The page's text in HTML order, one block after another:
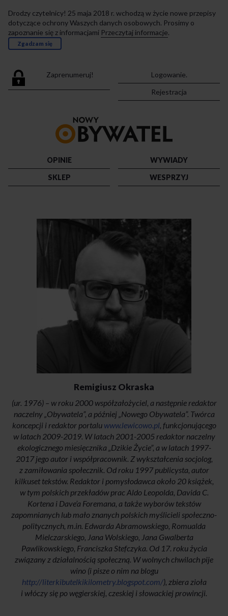
Drodzy czytelnicy! 25 maja 2018 r. wchodzą w życie nowe przepisy
dotyczące ochrony Waszych danych osobowych. Prosimy o
zapoznanie się z informacjami Przeczytaj informacje.
Zgadzam się
Zaprenumeruj!
Logowanie.
Rejestracja
strony
OPINIE
WYWIADY
SKLEP
WESPRZYJ
Remigiusz Okraska
(ur. 1976) – w roku 2000 współzałożyciel, a następnie redaktor
naczelny „Obywatela”, a później „Nowego Obywatela”. Twórca
koncepcji i redaktor portalu www.lewicowo.pl, funkcjonującego
w latach 2009-2019. W latach 2001-2005 redaktor naczelny
ekologicznego miesięcznika „Dzikie Życie”, a w latach 1997-
2017 jego autor i współpracownik. Z wykształcenia socjolog,
z zamiłowania społecznik. Od roku 1997 publicysta, autor
kilkuset tekstów. Redaktor i pomysłodawca około 20 książek,
w tym polskich przekładów prac Aldo Leopolda, Davida C.
Kortena i Dave’a Foremana, a także wyborów tekstów
zapomnianych lub mało znanych polskich myślicieli społeczno-
politycznych, m.in. Edwarda Abramowskiego, Romualda
Mielczarskiego, Jana Wolskiego, Jana Gwalberta
Pawlikowskiego, Franciszka Stefczyka. Od 17. roku życia
związany z działalnością społeczną. W wolnych chwilach pije
wino (i pisze o nim na blogu
http://literkibutelkikilometry.blogspot.com/), zbiera zioła
i włóczy się po węgierskiej, czeskiej i słowackiej prowincji.